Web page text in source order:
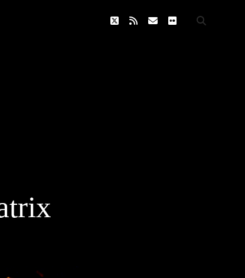
twitterrss emailflickr